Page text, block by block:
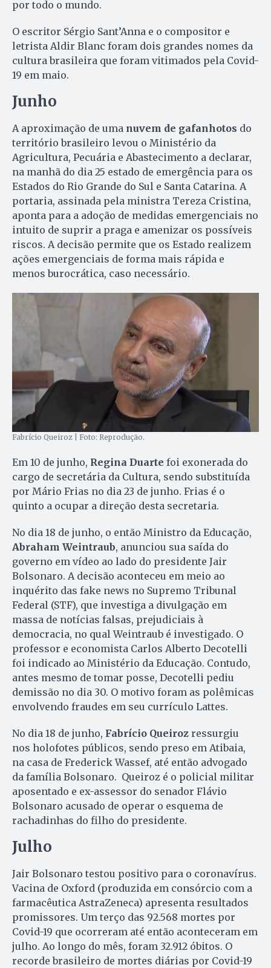
por todo o mundo.
O escritor Sérgio Sant’Anna e o compositor e
letrista Aldir Blanc foram dois grandes nomes da
cultura brasileira que foram vitimados pela Covid-
19 em maio.
Junho
A aproximação de uma nuvem de gafanhotos do
território brasileiro levou o Ministério da
Agricultura, Pecuária e Abastecimento a declarar,
na manhã do dia 25 estado de emergência para os
Estados do Rio Grande do Sul e Santa Catarina. A
portaria, assinada pela ministra Tereza Cristina,
aponta para a adoção de medidas emergenciais no
intuito de suprir a praga e amenizar os possíveis
riscos. A decisão permite que os Estado realizem
ações emergenciais de forma mais rápida e
menos burocrática, caso necessário.
Fabrício Queiroz | Foto: Reprodução.
Em 10 de junho, Regina Duarte foi exonerada do
cargo de secretária da Cultura, sendo substituída
por Mário Frias no dia 23 de junho. Frias é o
quinto a ocupar a direção desta secretaria.
No dia 18 de junho, o então Ministro da Educação,
Abraham Weintraub, anunciou sua saída do
governo em vídeo ao lado do presidente Jair
Bolsonaro. A decisão aconteceu em meio ao
inquérito das fake news no Supremo Tribunal
Federal (STF), que investiga a divulgação em
massa de notícias falsas, prejudiciais à
democracia, no qual Weintraub é investigado. O
professor e economista Carlos Alberto Decotelli
foi indicado ao Ministério da Educação. Contudo,
antes mesmo de tomar posse, Decotelli pediu
demissão no dia 30. O motivo foram as polêmicas
envolvendo fraudes em seu currículo Lattes.
No dia 18 de junho, Fabrício Queiroz ressurgiu
nos holofotes públicos, sendo preso em Atibaia,
na casa de Frederick Wassef, até então advogado
da família Bolsonaro. Queiroz é o policial militar
aposentado e ex-assessor do senador Flávio
Bolsonaro acusado de operar o esquema de
rachadinhas do filho do presidente.
Julho
Jair Bolsonaro testou positivo para o coronavírus.
Vacina de Oxford (produzida em consórcio com a
farmacêutica AstraZeneca) apresenta resultados
promissores. Um terço das 92.568 mortes por
Covid-19 que ocorreram até então aconteceram em
julho. Ao longo do mês, foram 32.912 óbitos. O
recorde brasileiro de mortes diárias por Covid-19